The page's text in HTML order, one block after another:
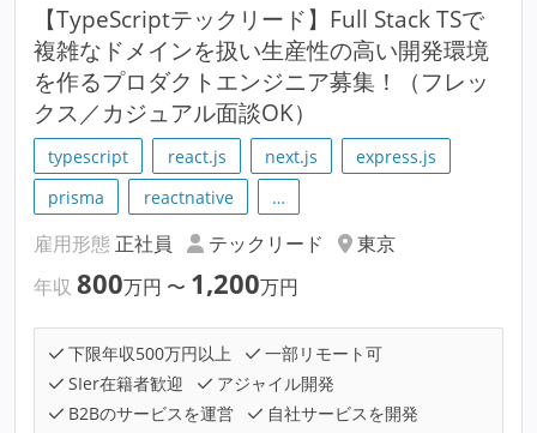
【TypeScriptテックリード】Full Stack TSで
複雑なドメインを扱い生産性の高い開発環境
を作るプロダクトエンジニア募集！（フレッ
クス／カジュアル面談OK）
typescript react.js next.js
express.js
prisma
reactnative …
雇用形態 正社員 テックリード
東京
年収 800万円 〜 1,200万円
下限年収500万円以上
一部リモート可
SIer在籍者歓迎
アジャイル開発
B2Bのサービスを運営
自社サービスを開発